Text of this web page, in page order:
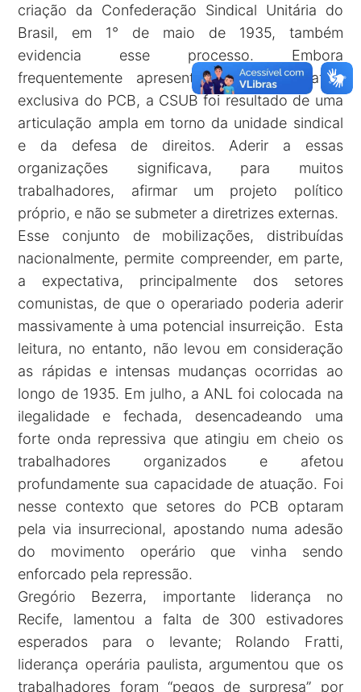
criação da Confederação Sindical Unitária do
Brasil, em 1° de maio de 1935, também
evidencia esse processo. Embora
frequentemente apresentada como iniciativa
exclusiva do PCB, a CSUB foi resultado de uma
articulação ampla em torno da unidade sindical
e da defesa de direitos. Aderir a essas
organizações significava, para muitos
trabalhadores, afirmar um projeto político
próprio, e não se submeter a diretrizes externas.
Esse conjunto de mobilizações, distribuídas
nacionalmente, permite compreender, em parte,
a expectativa, principalmente dos setores
comunistas, de que o operariado poderia aderir
massivamente à uma potencial insurreição. Esta
leitura, no entanto, não levou em consideração
as rápidas e intensas mudanças ocorridas ao
longo de 1935. Em julho, a ANL foi colocada na
ilegalidade e fechada, desencadeando uma
forte onda repressiva que atingiu em cheio os
trabalhadores organizados e afetou
profundamente sua capacidade de atuação. Foi
nesse contexto que setores do PCB optaram
pela via insurrecional, apostando numa adesão
do movimento operário que vinha sendo
enforcado pela repressão.
Gregório Bezerra, importante liderança no
Recife, lamentou a falta de 300 estivadores
esperados para o levante; Rolando Fratti,
liderança operária paulista, argumentou que os
trabalhadores foram “pegos de surpresa” por